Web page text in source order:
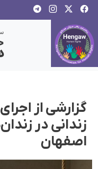
گزارشی از
زندانی در
اصفهان